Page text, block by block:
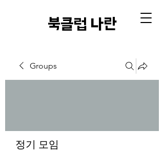
​북클럽 나란
Groups
정기 모임